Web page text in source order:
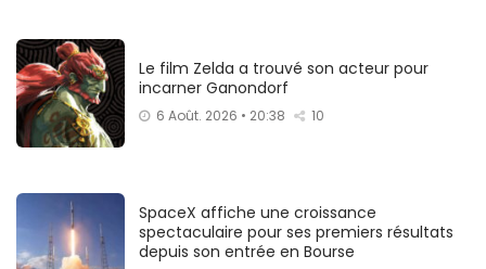
Le film Zelda a trouvé son acteur pour
incarner Ganondorf
6 Août. 2026 • 20:38 10
SpaceX affiche une croissance
spectaculaire pour ses premiers résultats
depuis son entrée en Bourse